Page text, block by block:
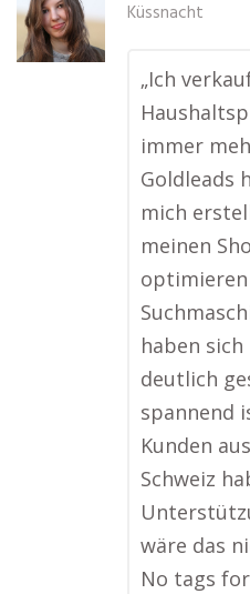
Küssnacht
„Ich
immer
Goldleads
mich
meinen
haben
deutlich
spannend
Kunden
Schweiz
wäre das
No tags